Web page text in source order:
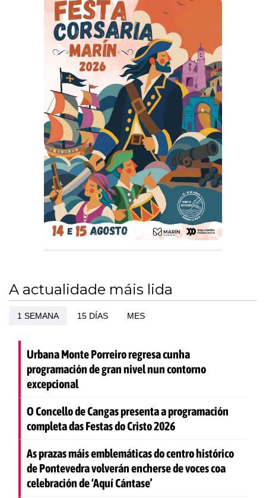
A actualidade máis lida
1 SEMANA 15 DÍAS MES
Urbana Monte Porreiro regresa cunha
programación de gran nivel nun contorno
excepcional
O Concello de Cangas presenta a programación
completa das Festas do Cristo 2026
As prazas máis emblemáticas do centro histórico
de Pontevedra volverán encherse de voces coa
celebración de ‘Aquí Cántase’